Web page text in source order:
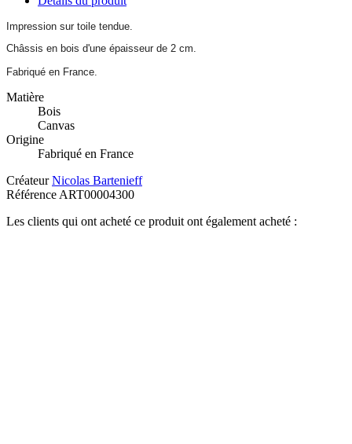
Impression sur toile tendue.
Châssis en bois d'une épaisseur de 2 cm.
Fabriqué en France.
Matière
Bois
Canvas
Origine
Fabriqué en France
Créateur Nicolas Bartenieff
RéférenceART00004300
Les clients qui ont acheté ce produit ont également acheté :